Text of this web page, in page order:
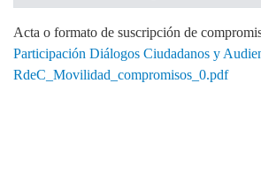
Acta o formato de suscripción de
Participación Diálogos Ciudadanos y
RdeC_Movilidad_compromisos_0.pdf